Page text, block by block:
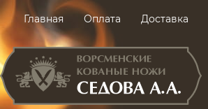
Главная Оплата Доставка